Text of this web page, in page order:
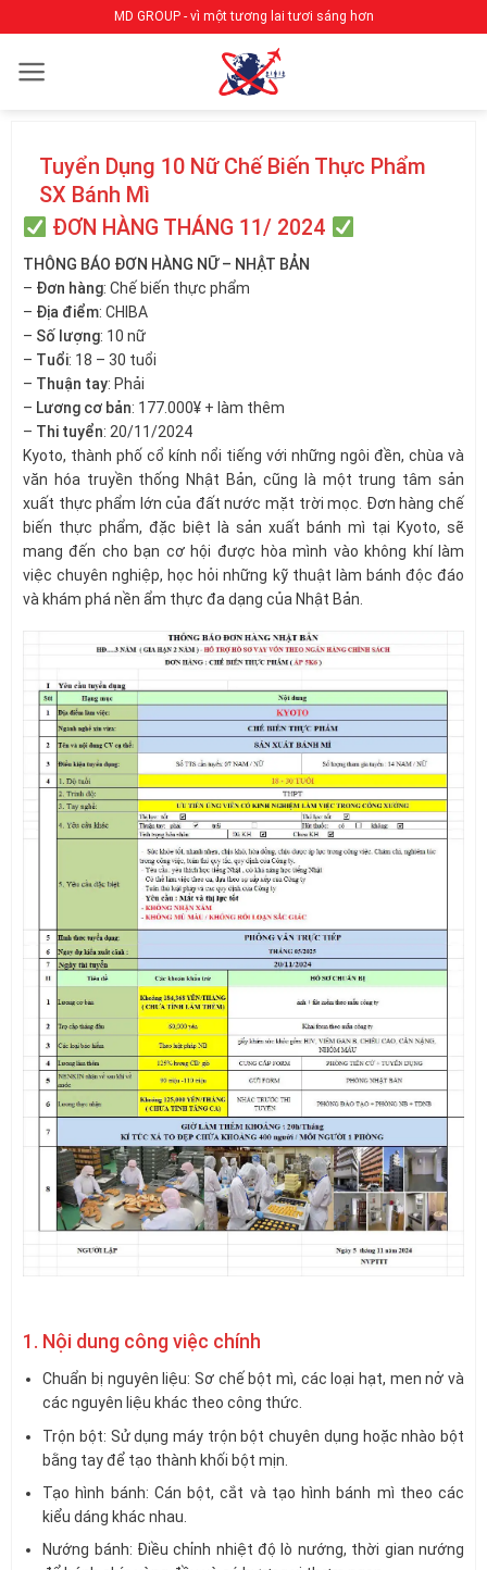
qua
nội
MD GROUP - vì một tương lai tươi sáng hơn
Tuyển Dụng 10 Nữ Chế Biến Thực Phẩm
SX Bánh Mì
ĐƠN HÀNG THÁNG 11/ 2024
THÔNG BÁO ĐƠN HÀNG NỮ – NHẬT BẢN
– Đơn hàng: Chế biến thực phẩm
– Địa điểm: CHIBA
– Số lượng: 10 nữ
– Tuổi: 18 – 30 tuổi
– Thuận tay: Phải
– Lương cơ bản: 177.000¥ + làm thêm
– Thi tuyển: 20/11/2024
Kyoto, thành phố cổ kính nổi tiếng với những ngôi đền, chùa và
văn hóa truyền thống Nhật Bản, cũng là một trung tâm sản
xuất thực phẩm lớn của đất nước mặt trời mọc. Đơn hàng chế
biến thực phẩm, đặc biệt là sản xuất bánh mì tại Kyoto, sẽ
mang đến cho bạn cơ hội được hòa mình vào không khí làm
việc chuyên nghiệp, học hỏi những kỹ thuật làm bánh độc đáo
và khám phá nền ẩm thực đa dạng của Nhật Bản.
1. Nội dung công việc chính
Chuẩn bị nguyên liệu: Sơ chế bột mì, các loại hạt, men nở và
các nguyên liệu khác theo công thức.
Trộn bột: Sử dụng máy trộn bột chuyên dụng hoặc nhào bột
bằng tay để tạo thành khối bột mịn.
Tạo hình bánh: Cán bột, cắt và tạo hình bánh mì theo các
kiểu dáng khác nhau.
Nướng bánh: Điều chỉnh nhiệt độ lò nướng, thời gian nướng